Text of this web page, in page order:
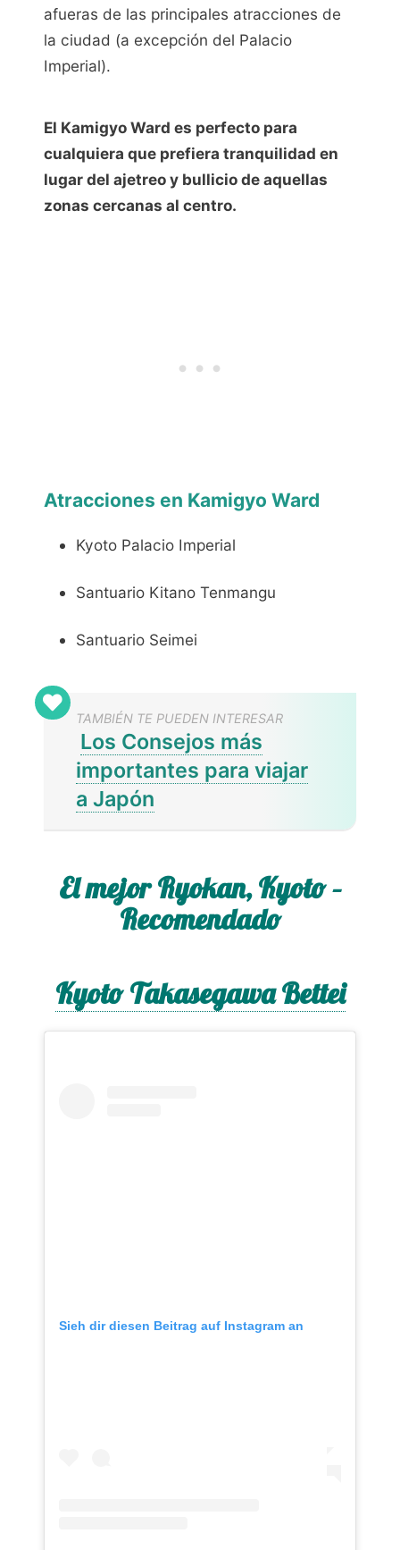
afueras de las principales atracciones de
la ciudad (a excepción del Palacio
Imperial).
El Kamigyo Ward es perfecto para
cualquiera que prefiera tranquilidad en
lugar del ajetreo y bullicio de aquellas
zonas cercanas al centro.
Atracciones en Kamigyo Ward
Kyoto Palacio Imperial
Santuario Kitano Tenmangu
Santuario Seimei
TAMBIÉN TE PUEDEN INTERESAR
Los Consejos más
importantes para viajar
a Japón
El mejor Ryokan, Kyoto –
Recomendado
Kyoto Takasegawa Bettei
Sieh dir diesen Beitrag auf Instagram an